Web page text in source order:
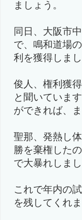
ましょう。
同日、大阪市
で、鳴和道場
利を獲得しま
俊人、権利獲
と聞いていま
ができれば、
聖那、発熱し
勝を棄権した
で大暴れしま
これで年内の
を残してくれ